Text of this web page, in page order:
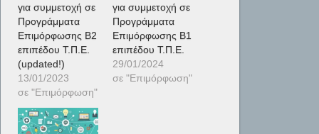
για συμμετοχή σε
Προγράμματα
Επιμόρφωσης Β2
επιπέδου Τ.Π.Ε.
(updated!)
13/01/2023
σε "Επιμόρφωση"
για συμμετοχή σε
Προγράμματα
Επιμόρφωσης Β1
επιπέδου Τ.Π.Ε.
29/01/2024
σε "Επιμόρφωση"